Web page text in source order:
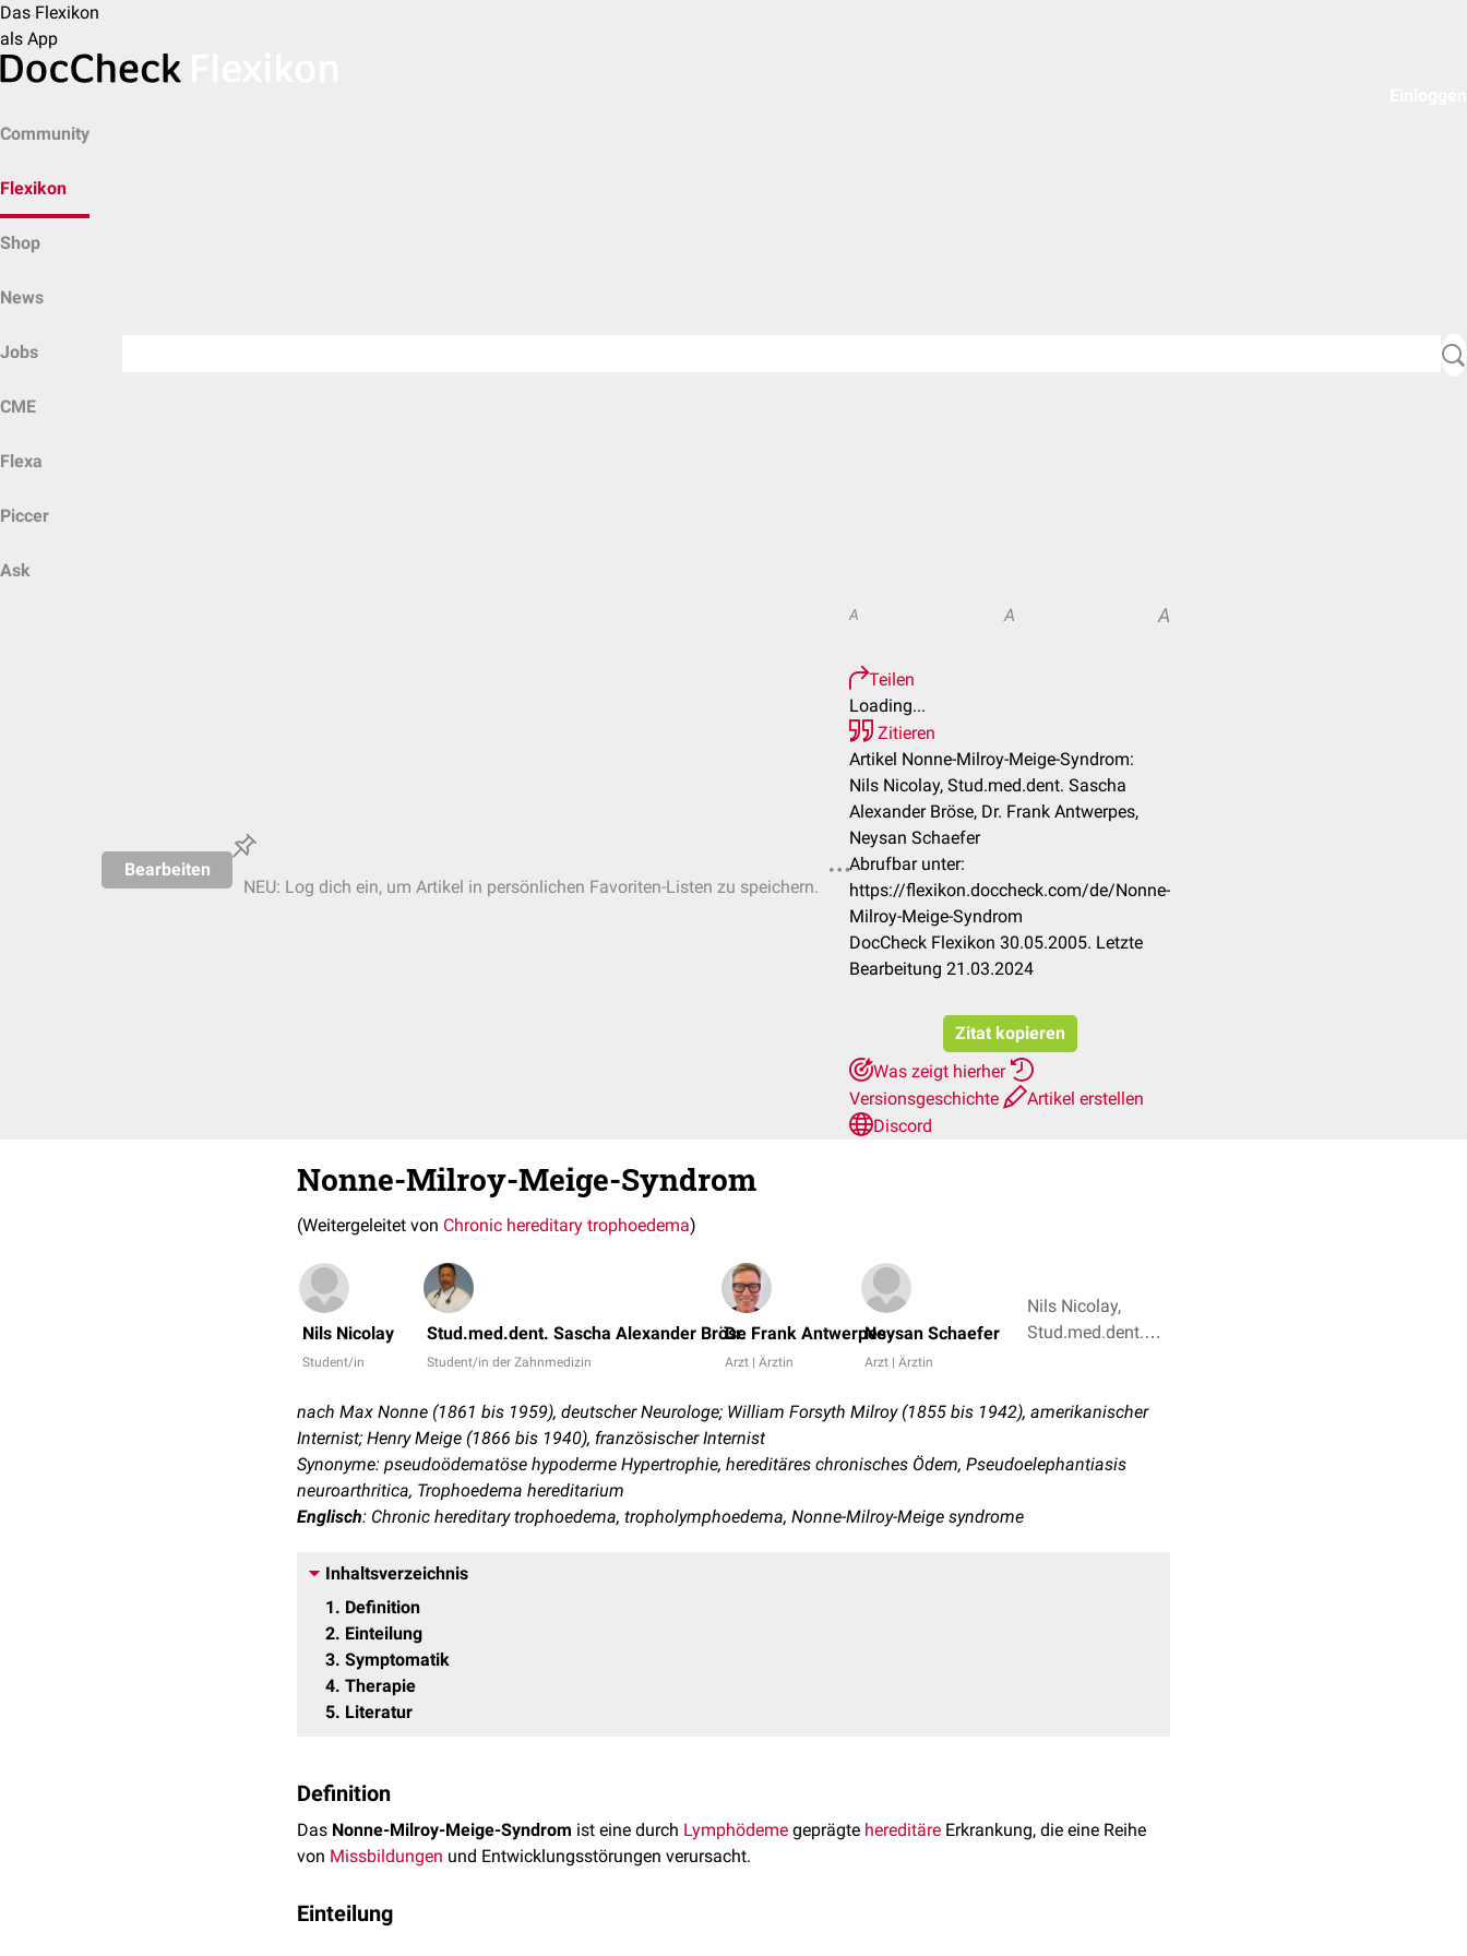
Das Flexikon
als App
Community
Flexikon
Shop
News
Jobs
CME
Flexa
Piccer
Ask
Bearbeiten
NEU: Log dich ein, um Artikel in persönlichen Favoriten-Listen zu speichern.
A A A
Teilen
Loading...
Zitieren
Artikel Nonne-Milroy-Meige-Syndrom:
Nils Nicolay, Stud.med.dent. Sascha
Alexander Bröse, Dr. Frank Antwerpes,
Neysan Schaefer
Abrufbar unter:
https://flexikon.doccheck.com/de/Nonne-
Milroy-Meige-Syndrom
DocCheck Flexikon 30.05.2005. Letzte
Bearbeitung 21.03.2024
Zitat kopieren
Was zeigt hierher
Versionsgeschichte
Artikel erstellen
Discord
Nonne-Milroy-Meige-Syndrom
(Weitergeleitet von Chronic hereditary trophoedema)
Nils Nicolay
Student/in
Stud.med.dent. Sascha Alexander Bröse
Student/in der Zahnmedizin
Dr. Frank Antwerpes
Arzt | Ärztin
Neysan Schaefer
Arzt | Ärztin
Nils Nicolay,
Stud.med.dent.
nach Max Nonne (1861 bis 1959), deutscher Neurologe; William Forsyth Milroy (1855 bis 1942), amerikanischer
Internist; Henry Meige (1866 bis 1940), französischer Internist
Synonyme: pseudoödematöse hypoderme Hypertrophie, hereditäres chronisches Ödem, Pseudoelephantiasis
neuroarthritica, Trophoedema hereditarium
Englisch: Chronic hereditary trophoedema, tropholymphoedema, Nonne-Milroy-Meige syndrome
Inhaltsverzeichnis
1
Definition
2 Einteilung
3 Symptomatik
4 Therapie
5 Literatur
Definition
Das Nonne-Milroy-Meige-Syndrom ist eine durch Lymphödeme geprägte hereditäre Erkrankung, die eine Reihe
von Missbildungen und Entwicklungsstörungen verursacht.
Einteilung